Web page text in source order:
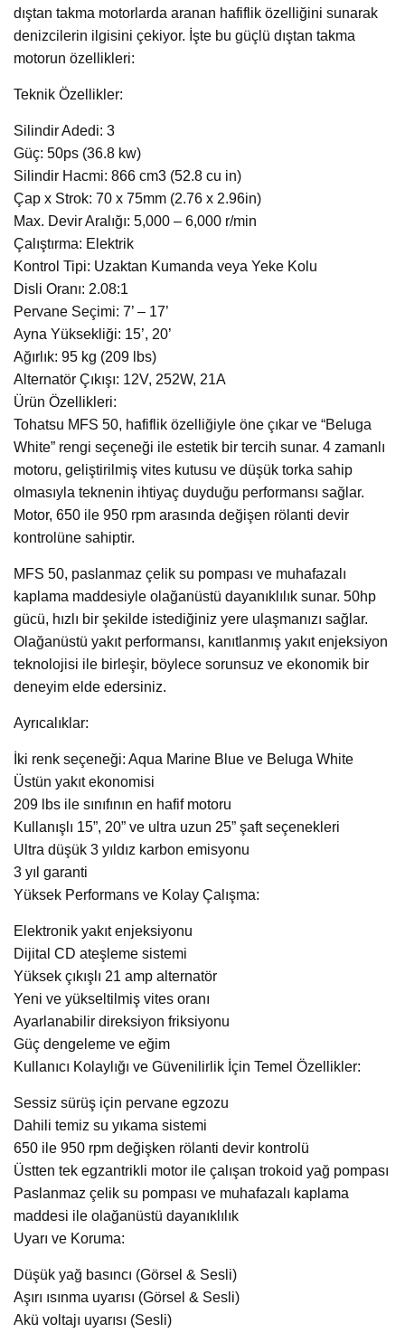
dıştan takma motorlarda aranan hafiflik özelliğini sunarak
denizcilerin ilgisini çekiyor. İşte bu güçlü dıştan takma
motorun özellikleri:
Teknik Özellikler:
Silindir Adedi: 3
Güç: 50ps (36.8 kw)
Silindir Hacmi: 866 cm3 (52.8 cu in)
Çap x Strok: 70 x 75mm (2.76 x 2.96in)
Max. Devir Aralığı: 5,000 – 6,000 r/min
Çalıştırma: Elektrik
Kontrol Tipi: Uzaktan Kumanda veya Yeke Kolu
Disli Oranı: 2.08:1
Pervane Seçimi: 7’ – 17’
Ayna Yüksekliği: 15’, 20’
Ağırlık: 95 kg (209 lbs)
Alternatör Çıkışı: 12V, 252W, 21A
Ürün Özellikleri:
Tohatsu MFS 50, hafiflik özelliğiyle öne çıkar ve “Beluga
White” rengi seçeneği ile estetik bir tercih sunar. 4 zamanlı
motoru, geliştirilmiş vites kutusu ve düşük torka sahip
olmasıyla teknenin ihtiyaç duyduğu performansı sağlar.
Motor, 650 ile 950 rpm arasında değişen rölanti devir
kontrolüne sahiptir.
MFS 50, paslanmaz çelik su pompası ve muhafazalı
kaplama maddesiyle olağanüstü dayanıklılık sunar. 50hp
gücü, hızlı bir şekilde istediğiniz yere ulaşmanızı sağlar.
Olağanüstü yakıt performansı, kanıtlanmış yakıt enjeksiyon
teknolojisi ile birleşir, böylece sorunsuz ve ekonomik bir
deneyim elde edersiniz.
Ayrıcalıklar:
İki renk seçeneği: Aqua Marine Blue ve Beluga White
Üstün yakıt ekonomisi
209 lbs ile sınıfının en hafif motoru
Kullanışlı 15”, 20” ve ultra uzun 25” şaft seçenekleri
Ultra düşük 3 yıldız karbon emisyonu
3 yıl garanti
Yüksek Performans ve Kolay Çalışma:
Elektronik yakıt enjeksiyonu
Dijital CD ateşleme sistemi
Yüksek çıkışlı 21 amp alternatör
Yeni ve yükseltilmiş vites oranı
Ayarlanabilir direksiyon friksiyonu
Güç dengeleme ve eğim
Kullanıcı Kolaylığı ve Güvenilirlik İçin Temel Özellikler:
Sessiz sürüş için pervane egzozu
Dahili temiz su yıkama sistemi
650 ile 950 rpm değişken rölanti devir kontrolü
Üstten tek egzantrikli motor ile çalışan trokoid yağ pompası
Paslanmaz çelik su pompası ve muhafazalı kaplama
maddesi ile olağanüstü dayanıklılık
Uyarı ve Koruma:
Düşük yağ basıncı (Görsel & Sesli)
Aşırı ısınma uyarısı (Görsel & Sesli)
Akü voltajı uyarısı (Sesli)